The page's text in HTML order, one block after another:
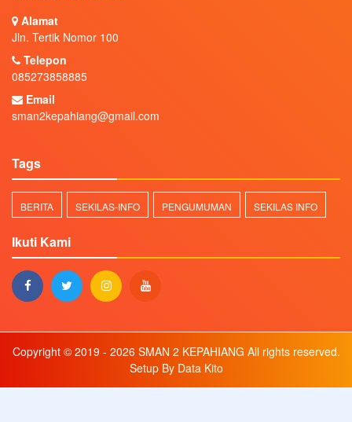
Alamat
Jln. Tertik Nomor 100
Telepon
085273858885
Email
sman2kepahiang@gmail.com
Tags
BERITA SEKILAS-INFO PENGUMUMAN SEKILAS INFO
Ikuti Kami
Copyright © 2019 - 2026 SMAN 2 KEPAHIANG All rights reserved.
Setup By Data Kito